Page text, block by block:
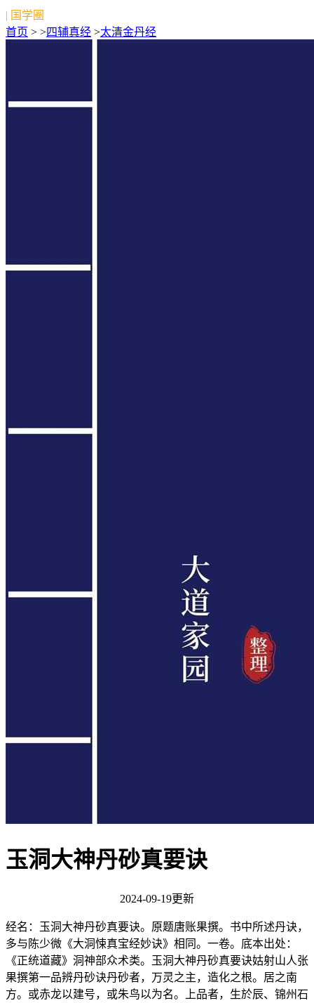
| 国学圈
首页 > >四辅真经 >太清金丹经
玉洞大神丹砂真要诀
2024-09-19更新
经名：玉洞大神丹砂真要诀。原题唐账果撰。书中所述丹诀，
多与陈少微《大洞悚真宝经妙诀》相同。一卷。底本出处：
《正统道藏》洞神部众术类。玉洞大神丹砂真要诀姑射山人张
果撰第一品辨丹砂诀丹砂者，万灵之主，造化之根。居之南
方。或赤龙以建号，或朱鸟以为名。上品者，生於辰、锦州石